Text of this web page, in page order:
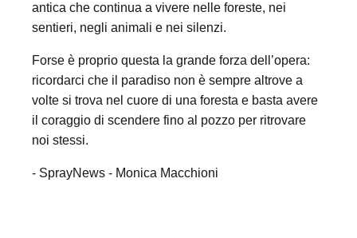
antica che continua a vivere nelle foreste, nei
sentieri, negli animali e nei silenzi.
Forse è proprio questa la grande forza dell’opera:
ricordarci che il paradiso non è sempre altrove a
volte si trova nel cuore di una foresta e basta avere
il coraggio di scendere fino al pozzo per ritrovare
noi stessi.
- SprayNews - Monica Macchioni